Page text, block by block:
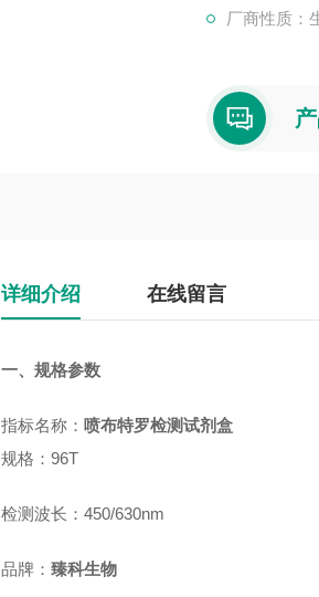
厂商性质：
详细介绍 在线留言
一、规格参数
指标名称： 喷布特罗检测试剂盒
规格： 96T
检测波长： 450/630nm
品牌： 臻科生物